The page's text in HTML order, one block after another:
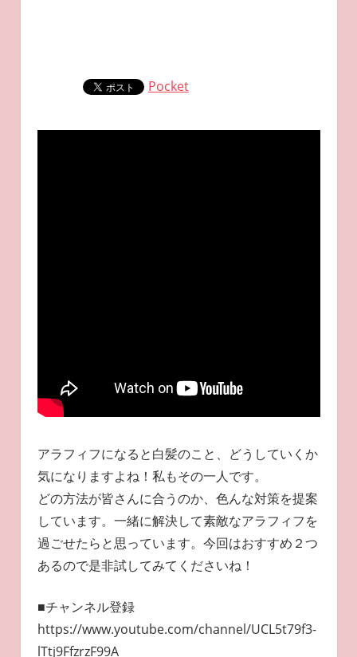
Pocket
アラフィフになると白髪のこと、どうしていくか
気になりますよね！私もその一人です。
どの方法が皆さんに合うのか、色んな対策を提案
しています。一緒に解決して素敵なアラフィフを
過ごせたらと思っています。今回はおすすめ２つ
あるので是非試してみてくださいね！
■チャンネル登録
https://www.youtube.com/channel/UCL5t79f3-
lTtj9FfzrzF99A